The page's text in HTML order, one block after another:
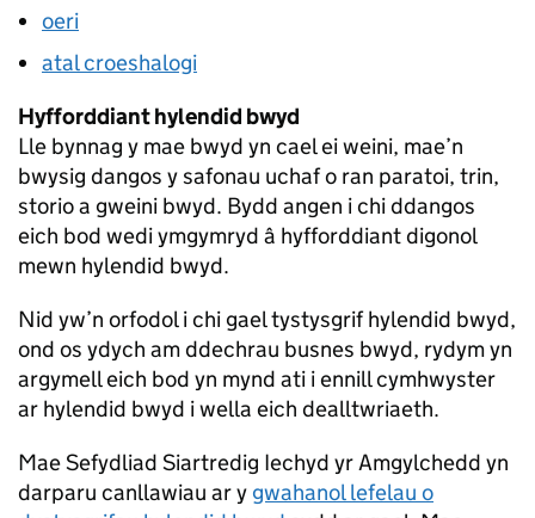
oeri
atal croeshalogi
Hyfforddiant hylendid bwyd
Lle bynnag y mae bwyd yn cael ei weini, mae’n
bwysig dangos y safonau uchaf o ran paratoi, trin,
storio a gweini bwyd. Bydd angen i chi ddangos
eich bod wedi ymgymryd â hyfforddiant digonol
mewn hylendid bwyd.
Nid yw’n orfodol i chi gael tystysgrif hylendid bwyd,
ond os ydych am ddechrau busnes bwyd, rydym yn
argymell eich bod yn mynd ati i ennill cymhwyster
ar hylendid bwyd i wella eich dealltwriaeth.
Mae Sefydliad Siartredig Iechyd yr Amgylchedd yn
darparu canllawiau ar y gwahanol lefelau o